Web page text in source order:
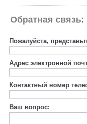
Обратная связь:
Пожалуйста,
Адрес электронной
Контактный номер
Ваш вопрос: